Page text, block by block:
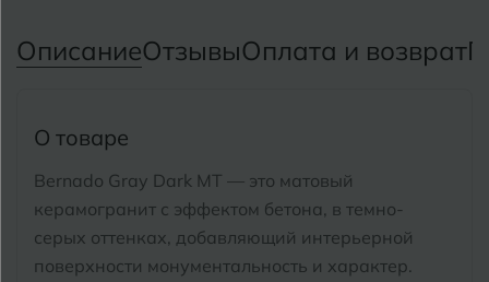
ОписаниеОтзывыОплата и возврат
О товаре
Bernado Gray Dark MT — это матовый
керамогранит с эффектом бетона, в темно-
серых оттенках, добавляющий интерьерной
поверхности монументальность и характер.
Ижевск
Казань
Кемерово
Тула
Тюмень